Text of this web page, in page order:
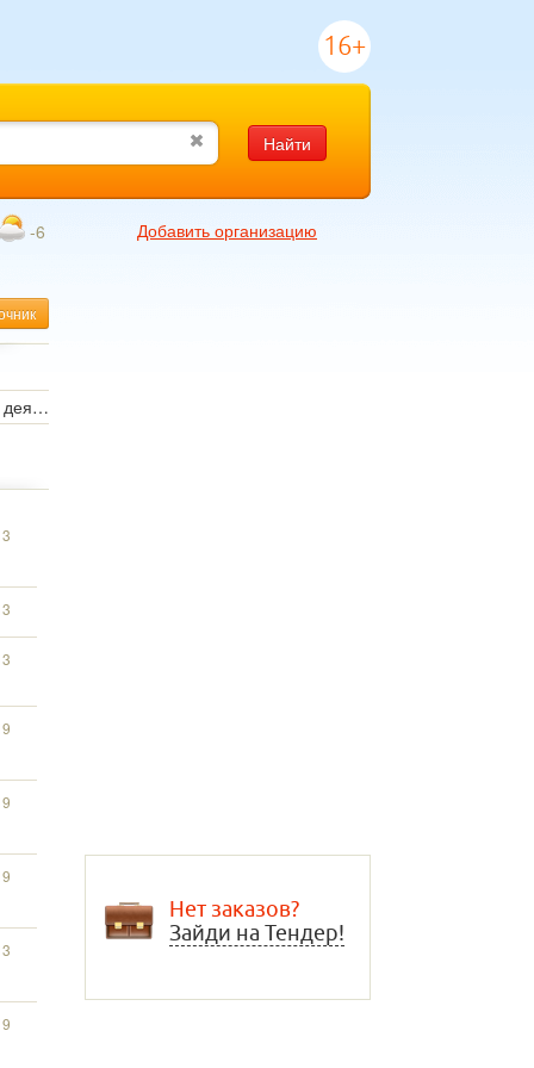
16+
Найти
-6
Добавить организацию
Таможня, внешнеэкономическая деятельность
Нет заказов?
Зайди на Тендер!